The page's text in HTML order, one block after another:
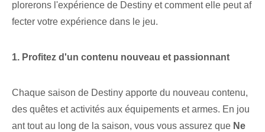
plorerons l'expérience de Destiny et comment elle peut af
fecter votre expérience dans le jeu.
1. Profitez⁢ d'un contenu nouveau et passionnant
Chaque saison de Destiny apporte du nouveau contenu,
des quêtes et activités aux équipements et armes. En jou
ant tout au long de la ⁤saison, ⁤vous vous assurez que Ne